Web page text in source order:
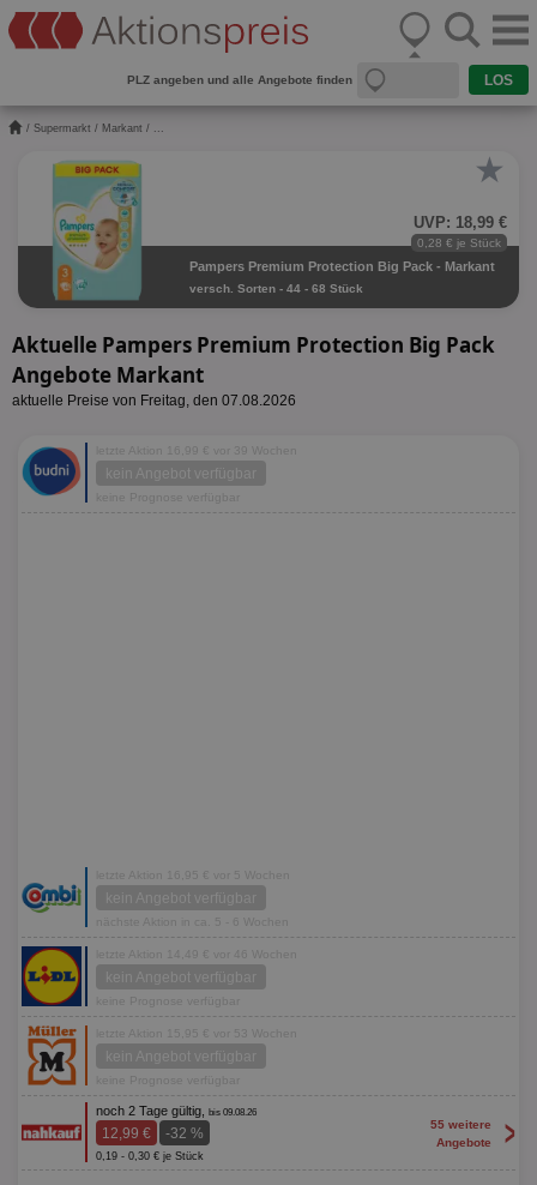
PLZ angeben und alle Angebote finden
/ Supermarkt / Markant / ...
★
UVP: 18,99 €
0,28 € je Stück
Pampers Premium Protection Big Pack - Markant
versch. Sorten - 44 - 68 Stück
Aktuelle Pampers Premium Protection Big Pack
Angebote Markant
aktuelle Preise von Freitag, den 07.08.2026
letzte Aktion 16,99 € vor 39 Wochen
kein Angebot verfügbar
keine Prognose verfügbar
letzte Aktion 16,95 € vor 5 Wochen
kein Angebot verfügbar
nächste Aktion in ca. 5 - 6 Wochen
letzte Aktion 14,49 € vor 46 Wochen
kein Angebot verfügbar
keine Prognose verfügbar
letzte Aktion 15,95 € vor 53 Wochen
kein Angebot verfügbar
keine Prognose verfügbar
noch 2 Tage gültig, bis 09.08.26
12,99 € -32 %
0,19 - 0,30 € je Stück
55 weitere
Angebote
>